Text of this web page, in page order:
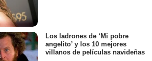
Los ladrones de ‘Mi pobre
angelito’ y los 10 mejores
villanos de películas navideñas